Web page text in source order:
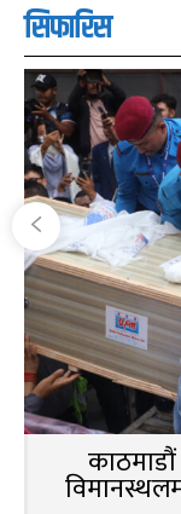
सिफारिस
काठमाडौं